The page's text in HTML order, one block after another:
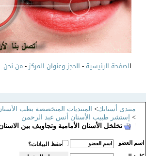
لصفحة الرئيسية-الحجز وعنوان المركز-من نحن
منتدى أسنانك>المنتديات المتخصصة بطب الأسنان
>إستشر طبيب الأسنان أنس عبد الرحمن
تخلخل الأسنان الأمامية وتجاويف بين الاسنان
اسم العضو
حفظ البيانات؟